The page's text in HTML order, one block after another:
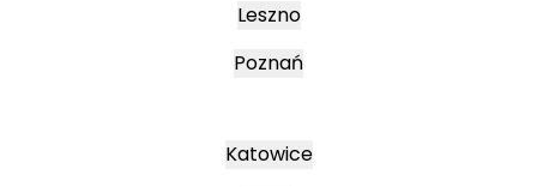
Leszno
Poznań
Katowice